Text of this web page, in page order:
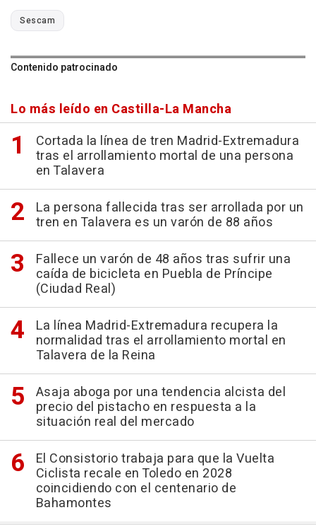
Sescam
Contenido patrocinado
Lo más leído en Castilla-La Mancha
Cortada la línea de tren Madrid-Extremadura
tras el arrollamiento mortal de una persona
en Talavera
La persona fallecida tras ser arrollada por un
tren en Talavera es un varón de 88 años
Fallece un varón de 48 años tras sufrir una
caída de bicicleta en Puebla de Príncipe
(Ciudad Real)
La línea Madrid-Extremadura recupera la
normalidad tras el arrollamiento mortal en
Talavera de la Reina
Asaja aboga por una tendencia alcista del
precio del pistacho en respuesta a la
situación real del mercado
El Consistorio trabaja para que la Vuelta
Ciclista recale en Toledo en 2028
coincidiendo con el centenario de
Bahamontes